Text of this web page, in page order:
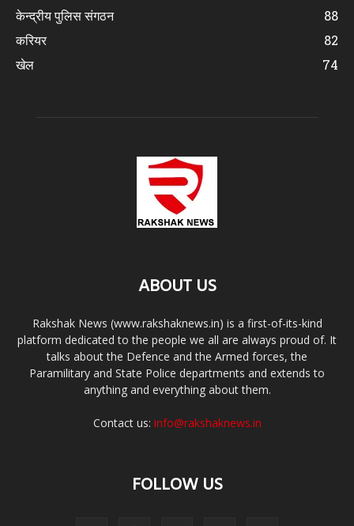
केन्द्रीय पुलिस संगठन
88
करियर
82
खेल
74
ABOUT US
Rakshak News (www.rakshaknews.in) is a first-of-its-kind
platform dedicated to the people we all are always proud of. It
talks about the Defence and the Armed forces, the
Paramilitary and State Police departments and extends to
anything and everything about them.
Contact us: info@rakshaknews.in
FOLLOW US